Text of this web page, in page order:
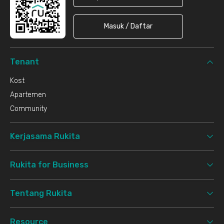
Masuk / Daftar
Tenant
Kost
Apartemen
Community
Kerjasama Rukita
Rukita for Business
Tentang Rukita
Resource